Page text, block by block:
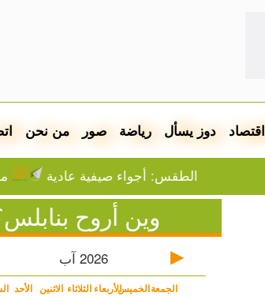
اقتصاد دوز يسأل رياضة صور من نحن
الطقس: أجواء صيفية عادية موشيه
وين أروح
2026 آب
الأحد الاثنين الثلاثاء الأربعاءالخميسالجمعة